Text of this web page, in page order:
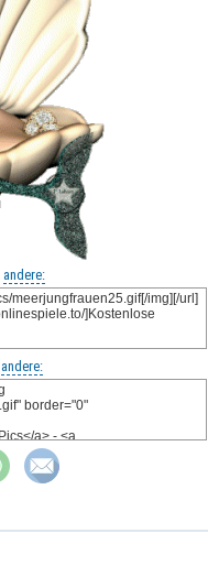
andere:
andere: